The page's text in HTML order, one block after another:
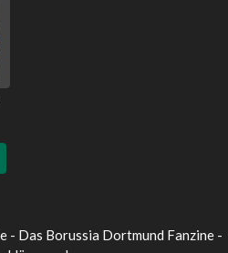
Das Borussia Dortmund Fanzine -